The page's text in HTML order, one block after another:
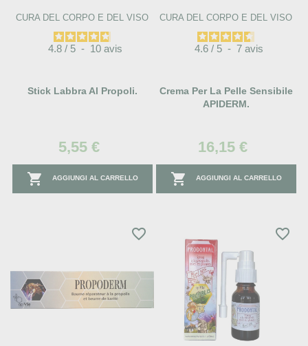
CURA DEL CORPO E DEL VISO
4.8 / 5 - 10 avis
Stick Labbra Al Propoli.
5,55 €
 AGGIUNGI AL CARRELLO
CURA DEL CORPO E DEL VISO
4.6 / 5 - 7 avis
Crema Per La Pelle Sensibile
APIDERM.
16,15 €
 AGGIUNGI AL CARRELLO
favorite_border favorite_border